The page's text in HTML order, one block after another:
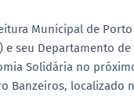
Municipal de
seu Departamento
Solidária no
Banzeiros, localizado